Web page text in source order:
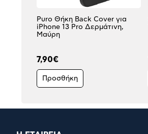
Puro Θήκη Back Cover για
iPhone 13 Pro Δερμάτινη,
Μαύρη
7,90€
Προσθήκη